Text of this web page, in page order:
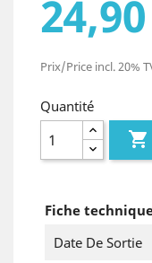
Prix/Price incl. 20%
Quantité

Fiche
Date De Sortie